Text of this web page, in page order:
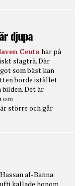
djupa
Ceuta har på
slagträ. Där
som bäst kan
borde istället
Det är
om
större och går
Hassan al-Banna
kallade honom